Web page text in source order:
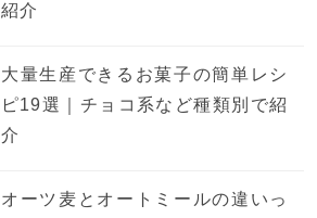
紹介
大量生産できるお菓子の簡単レシ
ピ19選｜チョコ系など種類別で紹
介
オーツ麦とオートミールの違いっ